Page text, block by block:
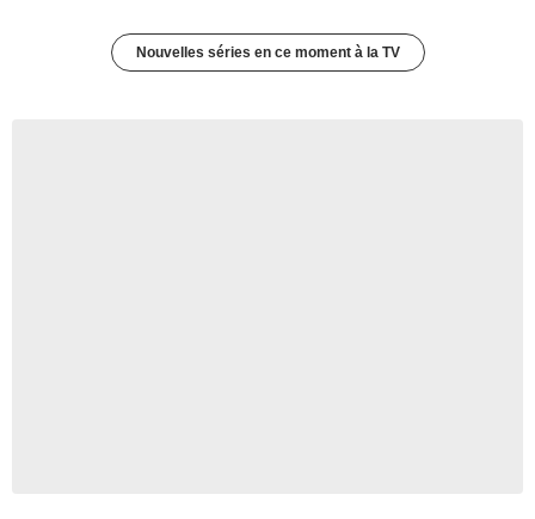
Nouvelles séries en ce moment à la TV